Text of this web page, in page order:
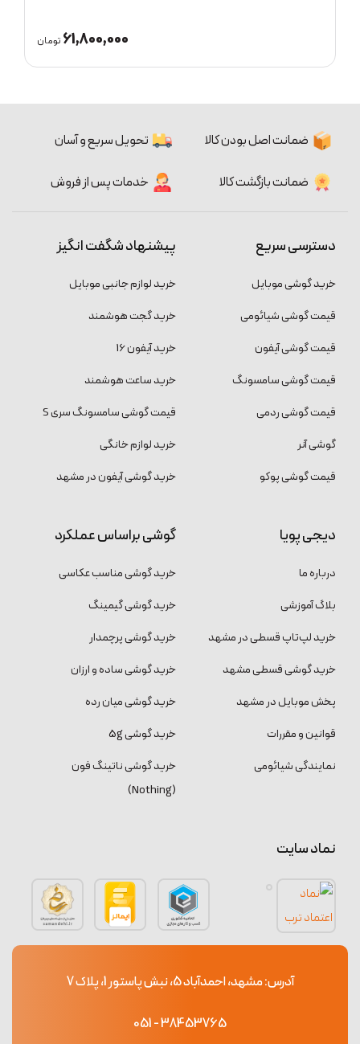
61,800,000 تومان
ضمانت اصل بودن کالا تحویل سریع و آسان
ضمانت بازگشت کالا خدمات پس از فروش
دسترسی سریع
خرید گوشی موبایل
قیمت گوشی شیائومی
قیمت گوشی آیفون
قیمت گوشی سامسونگ
قیمت گوشی ردمی
گوشی آنر
قیمت گوشی پوکو
پیشنهاد شگفت انگیز
خرید لوازم جانبی موبایل
خرید گجت هوشمند
خرید آیفون 16
خرید ساعت هوشمند
قیمت گوشی سامسونگ سری S
خرید لوازم خانگی
خرید گوشی آیفون در مشهد
دیجی پویا
درباره ما
بلاگ آموزشی
خرید لپ‌تاپ قسطی در مشهد
خرید گوشی قسطی مشهد
پخش موبایل در مشهد
قوانین و مقررات
نمایندگی شیائومی
گوشی براساس عملکرد
خرید گوشی مناسب عکاسی
خرید گوشی گیمینگ
خرید گوشی پرچمدار
خرید گوشی ساده و ارزان
خرید گوشی میان رده
خرید گوشی 5g
خرید گوشی ناتینگ فون
(Nothing)
نماد سایت
آدرس: مشهد، احمدآباد 5، نبش پاستور 1، پلاک 7
38453765 - 051